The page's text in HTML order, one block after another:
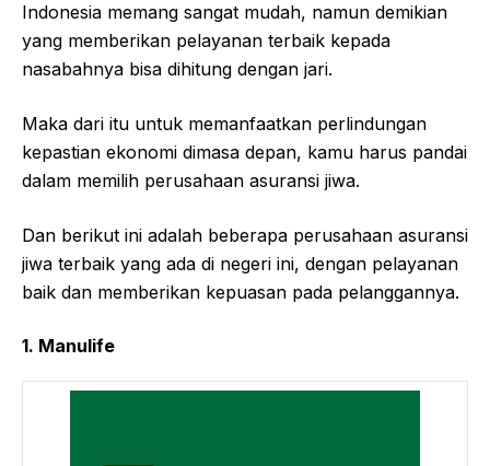
Indonesia memang sangat mudah, namun demikian
yang memberikan pelayanan terbaik kepada
nasabahnya bisa dihitung dengan jari.
Maka dari itu untuk memanfaatkan perlindungan
kepastian ekonomi dimasa depan, kamu harus pandai
dalam memilih perusahaan asuransi jiwa.
Dan berikut ini adalah beberapa perusahaan asuransi
jiwa terbaik yang ada di negeri ini, dengan pelayanan
baik dan memberikan kepuasan pada pelanggannya.
1. Manulife